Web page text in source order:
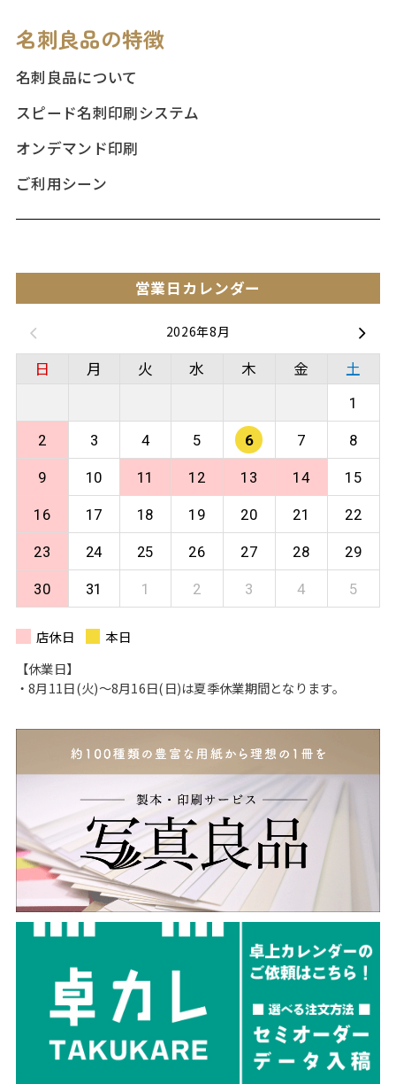
名刺良品の特徴
名刺良品について
スピード名刺印刷システム
オンデマンド印刷
ご利用シーン
営業日カレンダー
2026年8月
日 月 火 水 木 金 土
1
2 3 4 5 6 7 8
9 10 11 12 13 14 15
16 17 18 19 20 21 22
23 24 25 26 27 28 29
30 31 1 2 3 4 5
店休日
本日
【休業日】
・8月11日(火)〜8月16日(日)は夏季休業期間となります。